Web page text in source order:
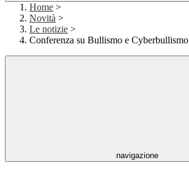
Home >
Novità >
Le notizie >
Conferenza su Bullismo e Cyberbullismo
navigazione